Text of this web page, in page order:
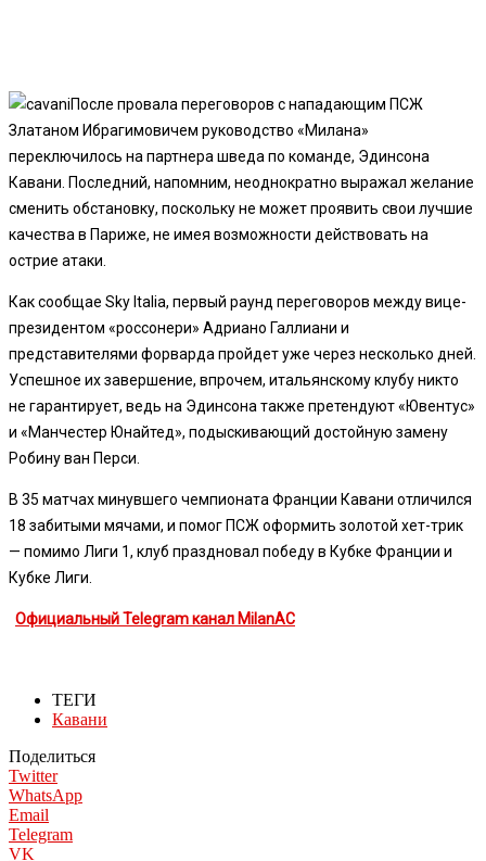
После провала переговоров с нападающим ПСЖ
Златаном Ибрагимовичем руководство «Милана»
переключилось на партнера шведа по команде, Эдинсона
Кавани. Последний, напомним, неоднократно выражал желание
сменить обстановку, поскольку не может проявить свои лучшие
качества в Париже, не имея возможности действовать на
острие атаки.
Как сообщае Sky Italia, первый раунд переговоров между вице-
президентом «россонери» Адриано Галлиани и
представителями форварда пройдет уже через несколько дней.
Успешное их завершение, впрочем, итальянскому клубу никто
не гарантирует, ведь на Эдинсона также претендуют «Ювентус»
и «Манчестер Юнайтед», подыскивающий достойную замену
Робину ван Перси.
В 35 матчах минувшего чемпионата Франции Кавани отличился
18 забитыми мячами, и помог ПСЖ оформить золотой хет-трик
— помимо Лиги 1, клуб праздновал победу в Кубке Франции и
Кубке Лиги.
Официальный Telegram канал MilanAC
ТЕГИ
Кавани
Поделиться
Twitter
WhatsApp
Email
Telegram
VK